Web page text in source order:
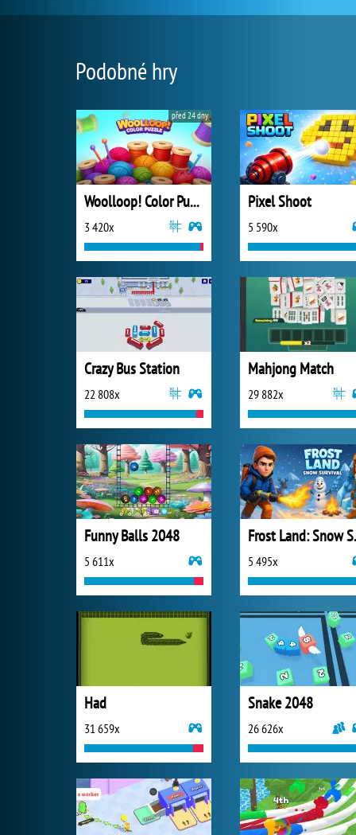
Podobné hry
Woolloop! Color Puzzle
3 420x
před 24 dny
Pixel Shoot
5 590x
Crazy Bus Station
22 808x
Mahjong Match
29 882x
Funny Balls 2048
5 611x 5 495x
Had
31 659x
Snake 2048
26 626x